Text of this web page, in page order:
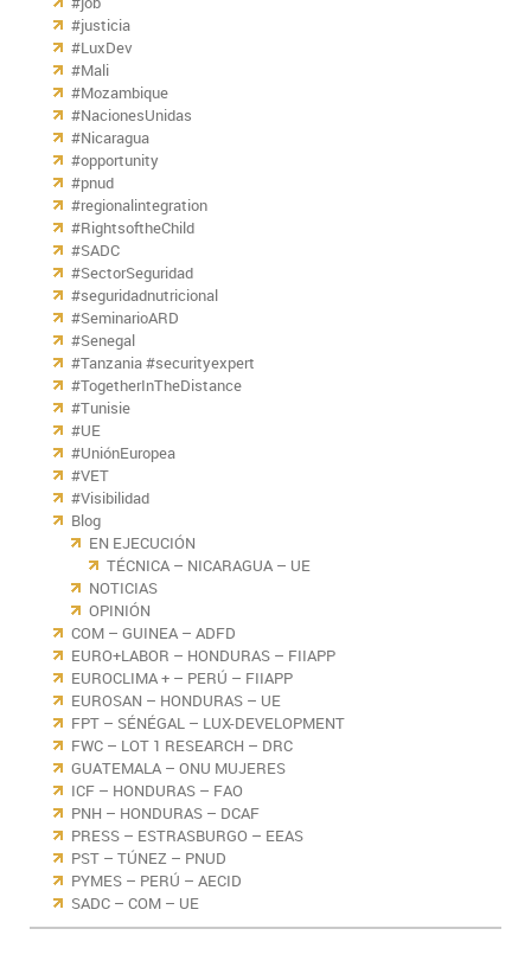
#justicia
#LuxDev
#Mali
#Mozambique
#NacionesUnidas
#Nicaragua
#opportunity
#pnud
#regionalintegration
#RightsoftheChild
#SADC
#SectorSeguridad
#seguridadnutricional
#SeminarioARD
#Senegal
#Tanzania #securityexpert
#TogetherInTheDistance
#Tunisie
#UE
#UniónEuropea
#VET
#Visibilidad
Blog
EN EJECUCIÓN
TÉCNICA – NICARAGUA – UE
NOTICIAS
OPINIÓN
COM – GUINEA – ADFD
EURO+LABOR – HONDURAS – FIIAPP
EUROCLIMA + – PERÚ – FIIAPP
EUROSAN – HONDURAS – UE
FPT – SÉNÉGAL – LUX-DEVELOPMENT
FWC – LOT 1 RESEARCH – DRC
GUATEMALA – ONU MUJERES
ICF – HONDURAS – FAO
PNH – HONDURAS – DCAF
PRESS – ESTRASBURGO – EEAS
PST – TÚNEZ – PNUD
PYMES – PERÚ – AECID
SADC – COM – UE